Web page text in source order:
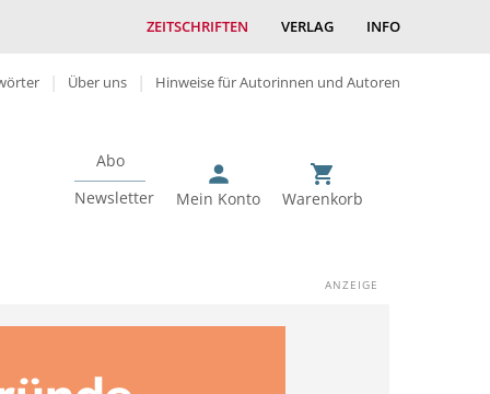
ZEITSCHRIFTEN VERLAG INFO
Über uns Hinweise für Autorinnen und Autoren
Abo
Newsletter
Mein Konto Warenkorb